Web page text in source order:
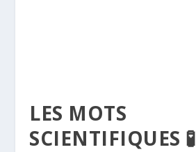
LES MOTS
SCIENTIFIQUES 🧪